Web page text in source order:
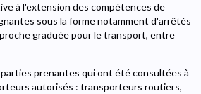
à l'extension des compétences de
sous la forme notamment d'arrêtés
graduée pour le transport, entre
prenantes qui ont été consultées à
autorisés : transporteurs routiers,